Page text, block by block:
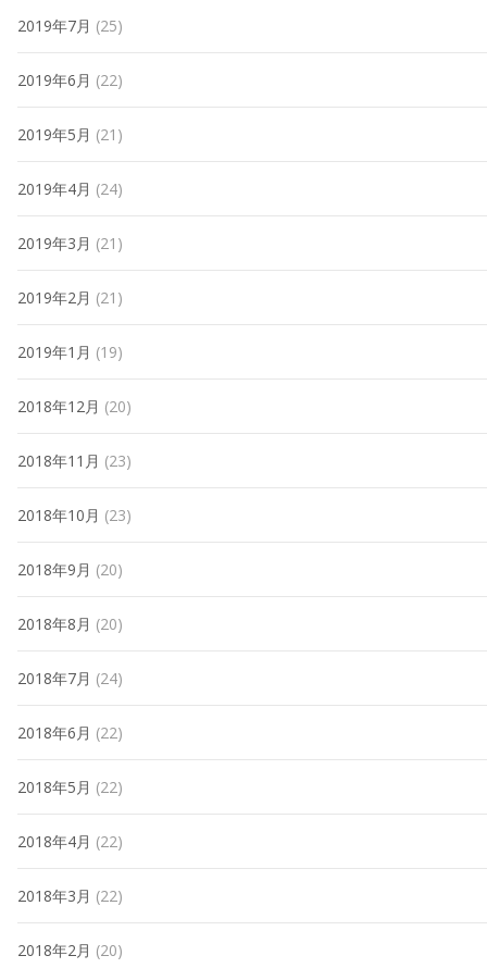
2019年7月 (25)
2019年6月 (22)
2019年5月 (21)
2019年4月 (24)
2019年3月 (21)
2019年2月 (21)
2019年1月 (19)
2018年12月 (20)
2018年11月 (23)
2018年10月 (23)
2018年9月 (20)
2018年8月 (20)
2018年7月 (24)
2018年6月 (22)
2018年5月 (22)
2018年4月 (22)
2018年3月 (22)
2018年2月 (20)